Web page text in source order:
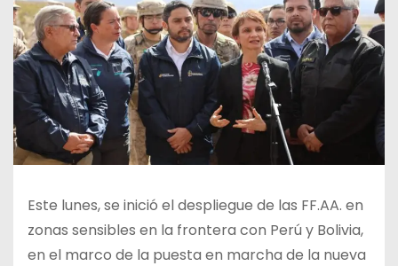
Este lunes, se inició el despliegue de las FF.AA. en
zonas sensibles en la frontera con Perú y Bolivia,
en el marco de la puesta en marcha de la nueva